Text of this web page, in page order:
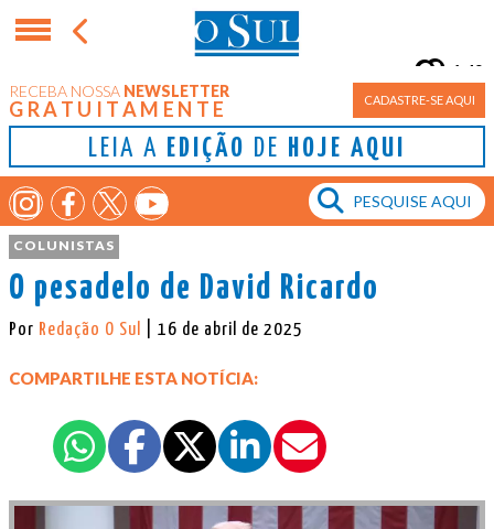
RECEBA NOSSA NEWSLETTER
GRATUITAMENTE CADASTRE-SE AQUI
LEIA A EDIÇÃO DE HOJE AQUI
Porto Alegre
14°
COLUNISTAS
O pesadelo de David Ricardo
Por Redação O Sul | 16 de abril de 2025
COMPARTILHE ESTA NOTÍCIA: